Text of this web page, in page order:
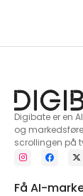
Digibate er en
og
scrollingen på
Få AI-